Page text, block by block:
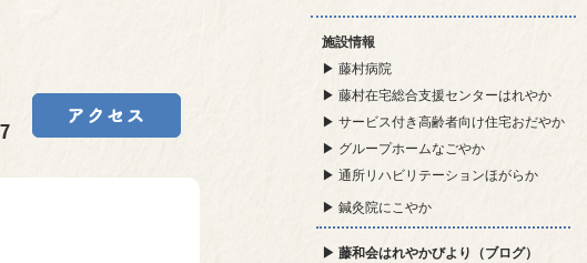
施設情報
▶ 藤村病院
▶ 藤村在宅総合支援センターはれやか
▶ サービス付き高齢者向け住宅おだやか
▶ グループホームなごやか
▶ 通所リハビリテーションほがらか
▶ 鍼灸院にこやか
▶ 藤和会はれやかびより（ブログ）